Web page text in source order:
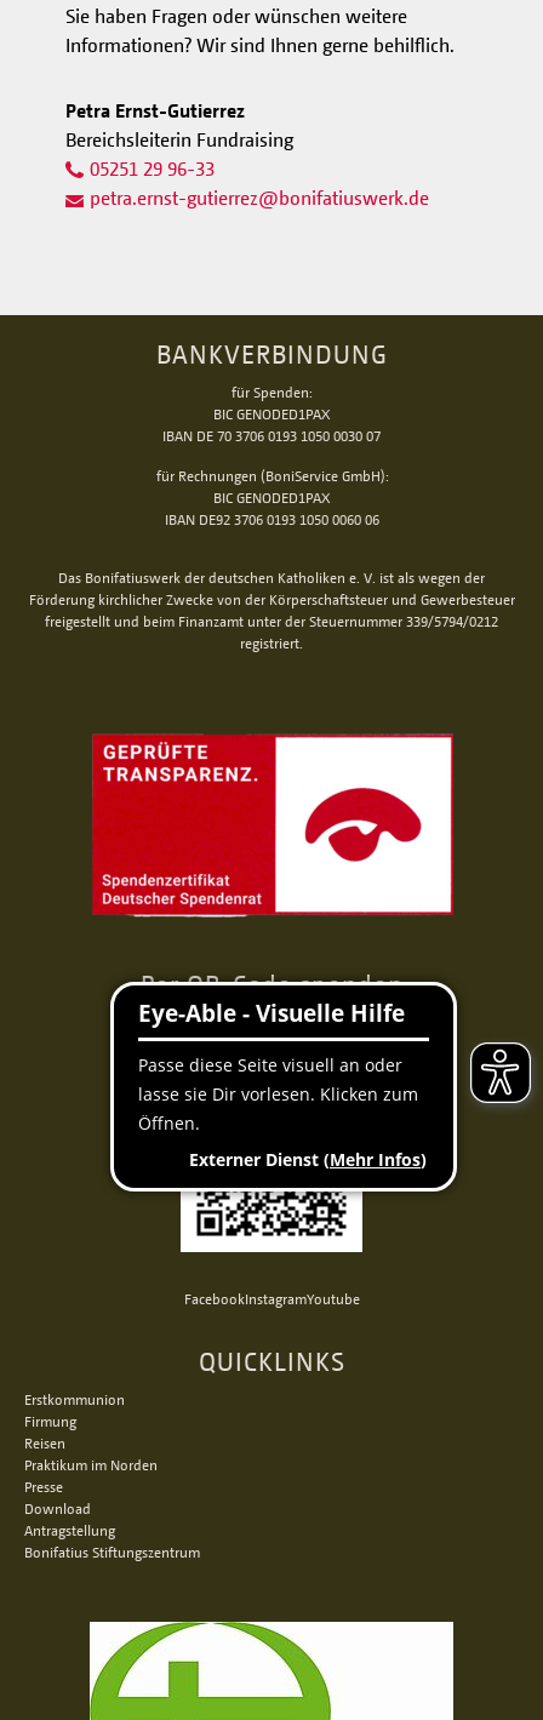
Sie haben Fragen oder wünschen weitere
Informationen? Wir sind Ihnen gerne behilflich.
Petra Ernst-Gutierrez
Bereichsleiterin Fundraising
05251 29 96-33
petra.ernst-gutierrez@bonifatiuswerk.de
BANKVERBINDUNG
für Spenden:
BIC GENODED1PAX
IBAN DE 70 3706 0193 1050 0030 07
für Rechnungen (BoniService GmbH):
BIC GENODED1PAX
IBAN DE92 3706 0193 1050 0060 06
Das Bonifatiuswerk der deutschen Katholiken e. V. ist als wegen der
Förderung kirchlicher Zwecke von der Körperschaftsteuer und Gewerbesteuer
freigestellt und beim Finanzamt unter der Steuernummer 339/5794/0212
registriert.
Per QR-Code spenden
Mit der Banking-App scannen und spenden
FacebookInstagramYoutube
QUICKLINKS
Erstkommunion
Firmung
Reisen
Praktikum im Norden
Presse
Download
Antragstellung
Bonifatius Stiftungszentrum